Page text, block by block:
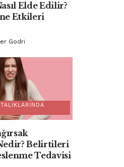
Elde Edilir?
Etkileri
Godri
Belirtileri
Tedavisi